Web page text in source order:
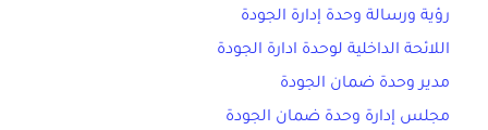
رؤية ورسالة وحدة إدارة الجودة
اللائحة الداخلية لوحدة ادارة الجودة
مدير وحدة ضمان الجودة
مجلس إدارة وحدة ضمان الجودة